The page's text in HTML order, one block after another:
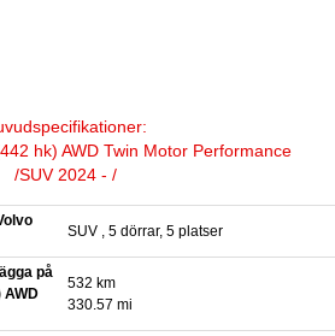
hk) AWD Twin Motor Performance
/SUV 2024 - /
SUV , 5 dörrar, 5 platser
på
AWD
532 km
330.57 mi